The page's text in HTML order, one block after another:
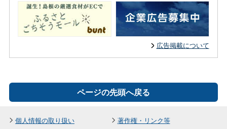
広告掲載について
ページの先頭へ戻る
個人情報の取り扱い 著作権・リンク等